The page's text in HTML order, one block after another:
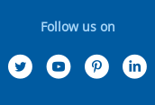
Follow us on